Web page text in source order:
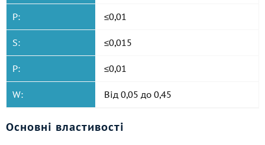
P: ≤0,01
S: ≤0,015
P: ≤0,01
W: Від 0,05 до 0,45
Основні властивості